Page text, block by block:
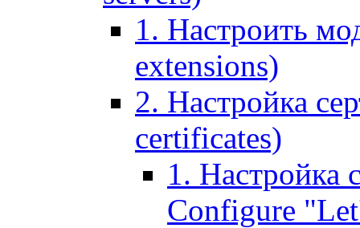
1. Настроить
extensions)
2. Настройка
certificates)
1. Настройка
Configure